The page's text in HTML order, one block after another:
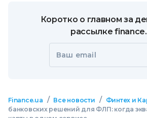
Коротко о главном за
рассылке
Ваш email
Finance.ua / Все новости / Финтех и
банковских решений для ФЛП: когда